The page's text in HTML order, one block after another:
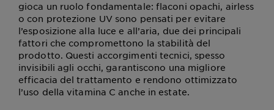
gioca un ruolo fondamentale: flaconi opachi, airless
o con protezione UV sono pensati per evitare
l’esposizione alla luce e all’aria, due dei principali
fattori che compromettono la stabilità del
prodotto. Questi accorgimenti tecnici, spesso
invisibili agli occhi, garantiscono una migliore
efficacia del trattamento e rendono ottimizzato
l’uso della vitamina C anche in estate.